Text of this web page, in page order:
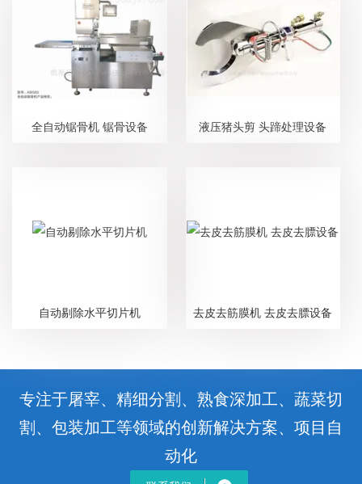
全自动锯骨机 锯骨设备 液压猪头剪 头蹄处理设备
自动剔除水平切片机 去皮去筋膜机 去皮去膘设备
专注于屠宰、精细分割、熟食深加工、蔬菜切
割、包装加工等领域的创新解决方案、项目自
动化